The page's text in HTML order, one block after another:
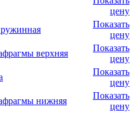
цену
Показать
цену
верхняя
Показать
цену
Показать
цену
нижняя
Показать
цену